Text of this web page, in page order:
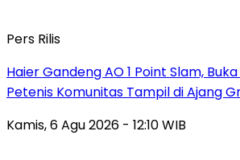
Pers Rilis
Haier Gandeng AO 1 Point Slam,
Petenis Komunitas Tampil di Ajang
Kamis, 6 Agu 2026 - 12:10 WIB